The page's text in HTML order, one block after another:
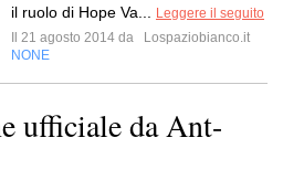
il ruolo di Hope Va...
Leggere il seguito
Il 21 agosto 2014 da
Lospaziobianco.it
NONE
ufficiale da Ant-